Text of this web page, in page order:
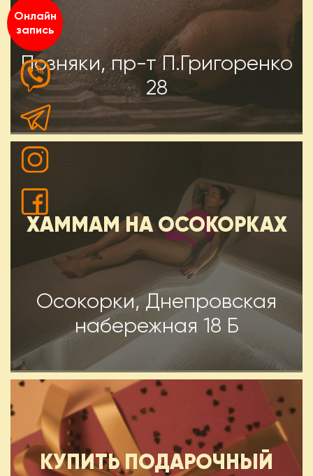
Позняки, пр-т П.Григоренко
28
ХАММАМ НА ОСОКОРКАХ
Осокорки, Днепровская
набережная 18 Б
КУПИТЬ ПОДАРОЧНЫЙ
Онлайн
запись